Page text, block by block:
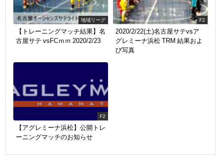
地域リーグ
【トレーニングマッチ結果】名
古屋サテ vsFCｍｍ 2020/2/23
F2
2020/2/22(土)名古屋サテvsア
グレミーナ浜松 TRM 結果およ
び写真
F2
【アグレミーナ浜松】公開トレ
ーニングマッチのお知らせ